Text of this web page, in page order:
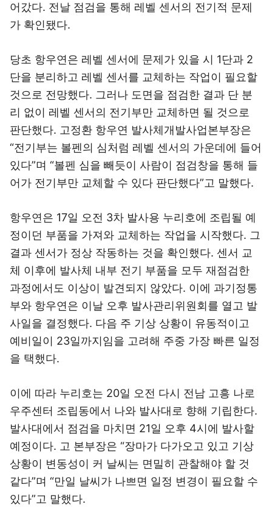
어갔다. 전날 점검을 통해 레벨 센서의 전기적 문제
가 확인됐다.
당초 항우연은 레벨 센서에 문제가 있을 시 1단과 2
단을 분리하고 레벨 센서를 교체하는 작업이 필요할
것으로 전망했다. 그러나 도면을 점검한 결과 단 분
리 없이 레벨 센서의 전기부만 교체하면 될 것으로
판단했다. 고정환 항우연 발사체개발사업본부장은
“전기부는 볼펜의 심처럼 레벨 센서의 가운데에 들어
있다”며 “볼펜 심을 빼듯이 사람이 점검창을 통해 들
어가 전기부만 교체할 수 있다 판단했다”고 말했다.
항우연은 17일 오전 3차 발사용 누리호에 조립될 예
정이던 부품을 가져와 교체하는 작업을 시작했다. 그
결과 센서가 정상 작동하는 것을 확인했다. 센서 교
체 이후에 발사체 내부 전기 부품을 모두 재점검한
과정에서도 이상이 발견되지 않았다. 이에 과기정통
부와 항우연은 이날 오후 발사관리위원회를 열고 발
사일을 결정했다. 다음 주 기상 상황이 유동적이고
예비일이 23일까지임을 고려해 주중 가장 빠른 일정
을 택했다.
이에 따라 누리호는 20일 오전 다시 전남 고흥 나로
우주센터 조립동에서 나와 발사대로 향해 기립한다.
발사대에서 점검을 마치면 21일 오후 4시에 발사할
예정이다. 고 본부장은 “장마가 다가오고 있고 기상
상황이 변동성이 커 날씨는 면밀히 관찰해야 할 것
같다”며 “만일 날씨가 나쁘면 일정 변경이 필요할 수
있다”고 말했다.